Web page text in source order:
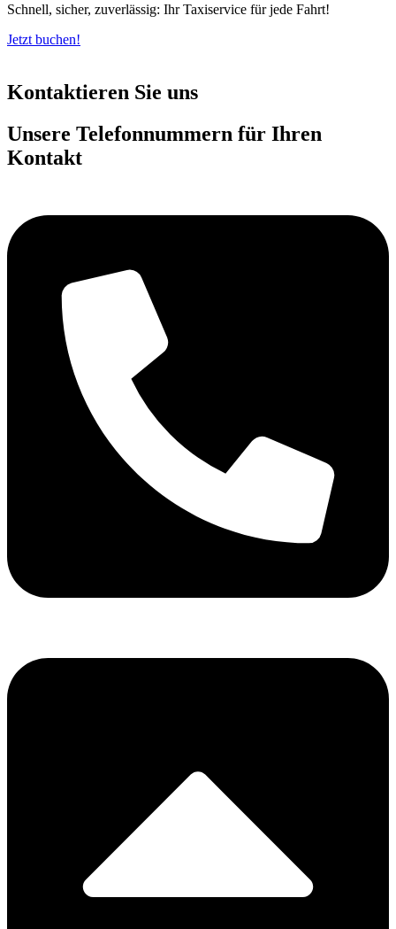
Schnell, sicher, zuverlässig: Ihr Taxiservice für jede Fahrt!
Jetzt buchen!
Kontaktieren Sie uns
Unsere Telefonnummern für Ihren
Kontakt